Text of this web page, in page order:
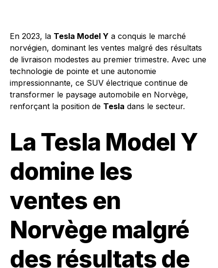
En 2023, la Tesla Model Y a conquis le marché
norvégien, dominant les ventes malgré des résultats
de livraison modestes au premier trimestre. Avec une
technologie de pointe et une autonomie
impressionnante, ce SUV électrique continue de
transformer le paysage automobile en Norvège,
renforçant la position de Tesla dans le secteur.
La Tesla Model Y
domine les
ventes en
Norvège malgré
des résultats de